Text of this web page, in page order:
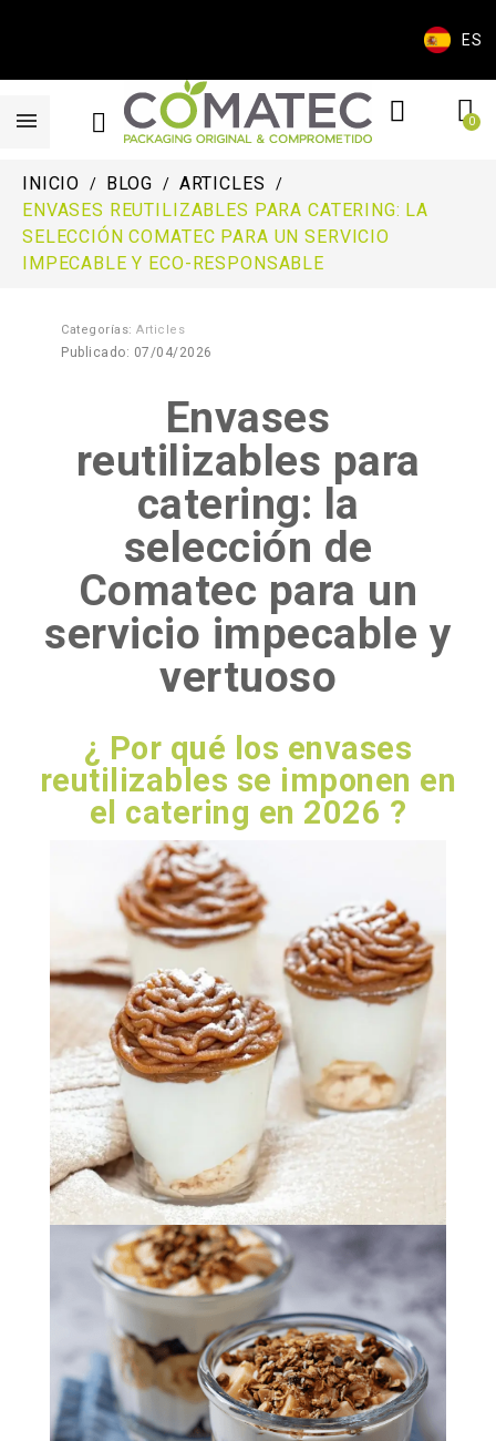
ES
INICIO BLOG
ARTICLES
ENVASES REUTILIZABLES PARA CATERING: LA
SELECCIÓN COMATEC PARA UN SERVICIO
IMPECABLE Y ECO-RESPONSABLE
Categorías: Articles
Publicado: 07/04/2026
Envases
reutilizables para
catering: la
selección de
Comatec para un
servicio impecable y
vertuoso
¿ Por qué los envases
reutilizables se imponen en
el catering en 2026 ?